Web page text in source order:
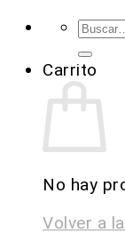
Carrito
No hay
Volver a